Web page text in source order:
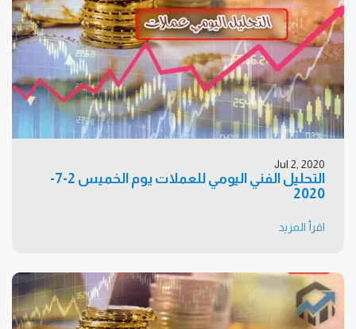
Jul 2, 2020
التحليل الفني اليومي للعملات يوم الخميس 2-7-
2020
اقرأ المزيد